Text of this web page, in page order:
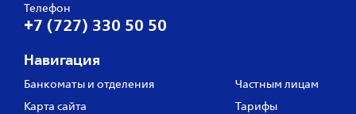
Телефон
+7 (727) 330 50 50
Навигация
Банкоматы и отделения
Карта сайта
Частным лицам
Тарифы